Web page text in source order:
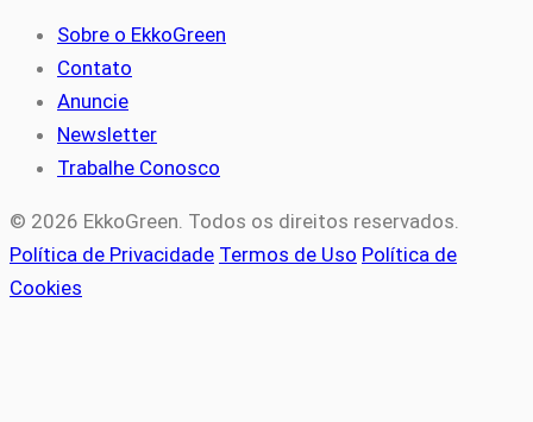
Sobre o EkkoGreen
Contato
Anuncie
Newsletter
Trabalhe Conosco
© 2026 EkkoGreen. Todos os direitos reservados.
Política de Privacidade Termos de Uso Política de
Cookies